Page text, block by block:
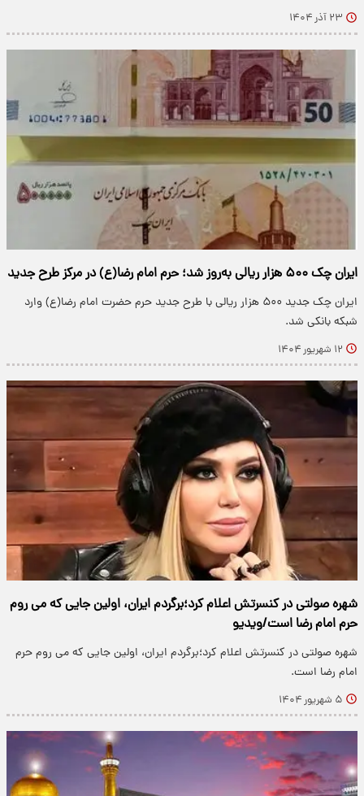
۲۳ آذر ۱۴۰۴
ایران چک ۵۰۰ هزار ریالی به‌روز شد؛ حرم امام رضا(ع) در مرکز طرح جدید
ایران چک جدید ۵۰۰ هزار ریالی با طرح جدید حرم حضرت امام رضا(ع) وارد
شبکه بانکی شد.
۱۲ شهریور ۱۴۰۴
شهره صولتی در کنسرتش اعلام کرد؛برگردم ایران، اولین جایی که می روم
حرم امام رضا است/ویدیو
شهره صولتی در کنسرتش اعلام کرد؛برگردم ایران، اولین جایی که می روم حرم
امام رضا است.
۵ شهریور ۱۴۰۴